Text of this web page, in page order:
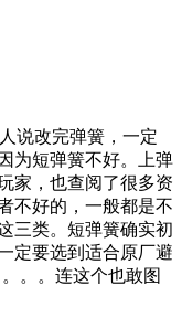
说改完弹簧，一定
为短弹簧不好。上弹
家，也查阅了很多资
不好的，一般都是不
三类。短弹簧确实初
定要选到适合原厂避
。。连这个也敢图